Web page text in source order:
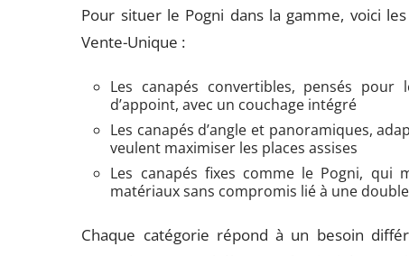
Pour situer le Pogni dans la gamme, voici
Vente-Unique :
Les canapés convertibles, pensés
d’appoint, avec un couchage intégré
Les canapés d’angle et panoramiques,
veulent maximiser les places assises
Les canapés fixes comme le Pogni, qui
matériaux sans compromis lié à une
Chaque catégorie répond à un besoin